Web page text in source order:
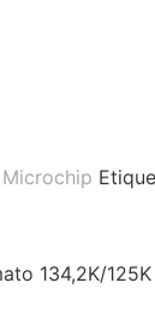
Microchip
134,2K/